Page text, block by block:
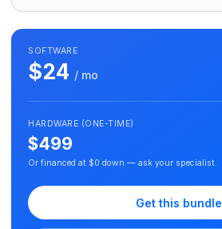
SOFTWARE
$24 / mo
HARDWARE (ONE-TIME)
$499
Or financed at $0 down — ask your specialist.
Get this bundle